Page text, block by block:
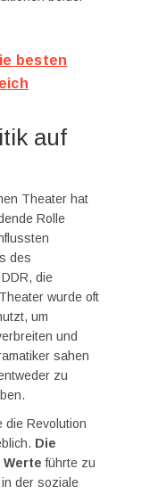
besten
auf
Theater hat
Rolle
des
die
wurde oft
um
und
sahen
zu
die Revolution
Die
führte zu
der soziale